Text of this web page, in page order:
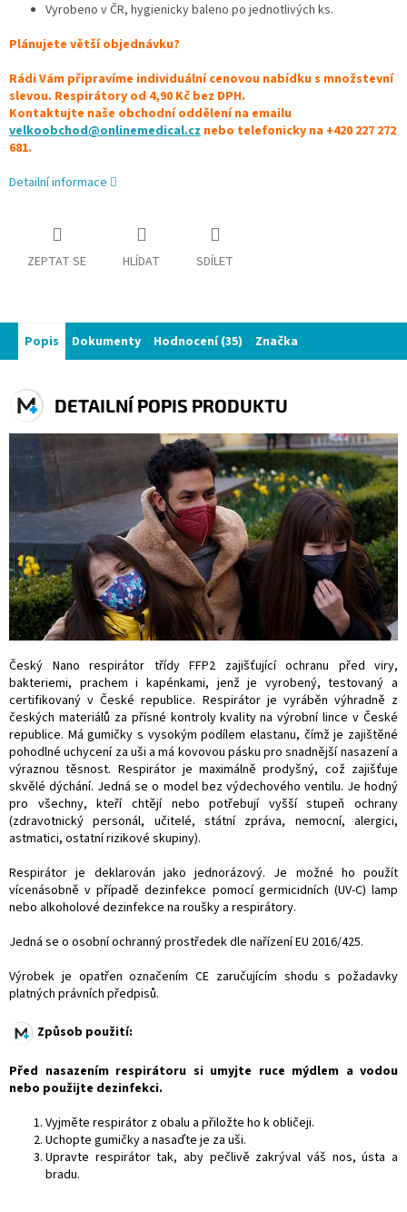
Vyrobeno v ČR, hygienicky baleno po jednotlivých ks.
Plánujete větší objednávku?
Rádi Vám připravíme individuální cenovou nabídku s množstevní
slevou. Respirátory od 4,90 Kč bez DPH.
Kontaktujte naše obchodní oddělení na emailu
velkoobchod@onlinemedical.cz nebo telefonicky na +420 227 272
681.
Detailní informace
ZEPTAT SE HLÍDAT SDÍLET
Popis Dokumenty Hodnocení (35) Značka
DETAILNÍ POPIS PRODUKTU
Český Nano respirátor třídy FFP2 zajišťující ochranu před viry,
bakteriemi, prachem i kapénkami, jenž je vyrobený, testovaný a
certifikovaný v České republice. Respirátor je vyráběn výhradně z
českých materiálů za přísné kontroly kvality na výrobní lince v České
republice. Má gumičky s vysokým podílem elastanu, čímž je zajištěné
pohodlné uchycení za uši a má kovovou pásku pro snadnější nasazení a
výraznou těsnost. Respirátor je maximálně prodyšný, což zajišťuje
skvělé dýchání. Jedná se o model bez výdechového ventilu. Je hodný
pro všechny, kteří chtějí nebo potřebují vyšší stupeň ochrany
(zdravotnický personál, učitelé, státní zpráva, nemocní, alergici,
astmatici, ostatní rizikové skupiny).
Respirátor je deklarován jako jednorázový. Je možné ho použít
vícenásobně v případě dezinfekce pomocí germicidních (UV-C) lamp
nebo alkoholové dezinfekce na roušky a respirátory.
Jedná se o osobní ochranný prostředek dle nařízení EU 2016/425.
Výrobek je opatřen označením CE zaručujícím shodu s požadavky
platných právních předpisů.
Způsob použití:
Před nasazením respirátoru si umyjte ruce mýdlem a vodou
nebo použijte dezinfekci.
Vyjměte respirátor z obalu a přiložte ho k obličeji.
Uchopte gumičky a nasaďte je za uši.
Upravte respirátor tak, aby pečlivě zakrýval váš nos, ústa a
bradu.